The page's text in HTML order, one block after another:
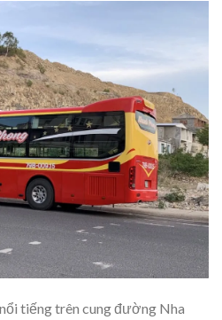
tiếng trên cung đường Nha